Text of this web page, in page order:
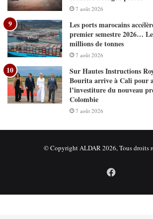
7 août 2026
Les ports marocains
premier semestre 2026…
millions de tonnes
7 août 2026
Sur Hautes Instructions
Bourita arrive à Cali pour
l’investiture du nouveau
Colombie
7 août 2026
© Copyright ALDAR 2026, Tous droits